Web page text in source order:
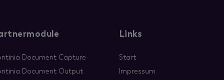
Document Capture
Document Output
Links
Start
Impressum